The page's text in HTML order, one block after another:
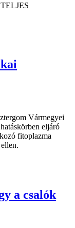
Vármegyei
eljáró
fitoplazma
a csalók